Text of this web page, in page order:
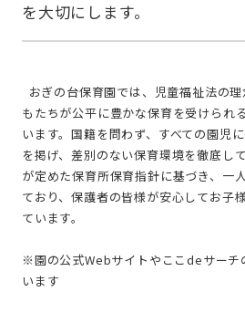
もたちが公平に豊かな保育を受けられ
います。国籍を問わず、すべての園児
を掲げ、差別のない保育環境を徹底し
が定めた保育所保育指針に基づき、一
ており、保護者の皆様が安心してお子
ています。
※園の公式Webサイトやここdeサーチ